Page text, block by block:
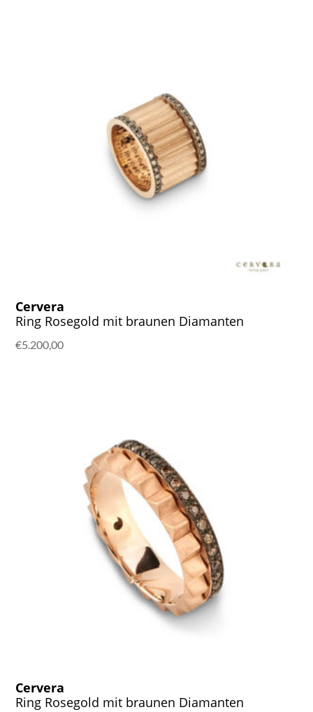
Cervera
Ring Rosegold mit braunen Diamanten
€5.200,00
Cervera
Ring Rosegold mit braunen Diamanten